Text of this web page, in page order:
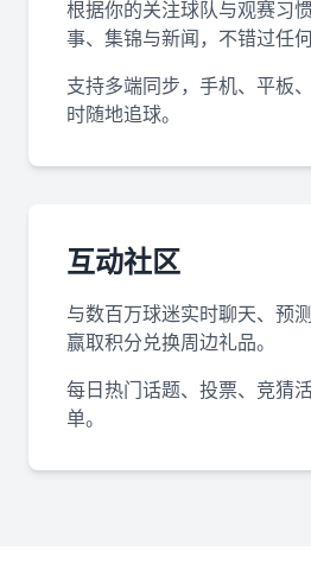
根据你的关注球队与观赛习
事、集锦与新闻，不错过任
支持多端同步，手机、平板
时随地追球。
互动社区
与数百万球迷实时聊天、预
赢取积分兑换周边礼品。
每日热门话题、投票、竞猜
单。